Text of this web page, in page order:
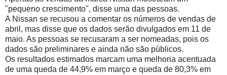
"pequeno crescimento", disse uma das pessoas.
A Nissan se recusou a comentar os números de vendas de
abril, mas disse que os dados serão divulgados em 11 de
maio. As pessoas se recusaram a ser nomeadas, pois os
dados são preliminares e ainda não são públicos.
Os resultados estimados marcam uma melhoria acentuada
de uma queda de 44,9% em março e queda de 80,3% em